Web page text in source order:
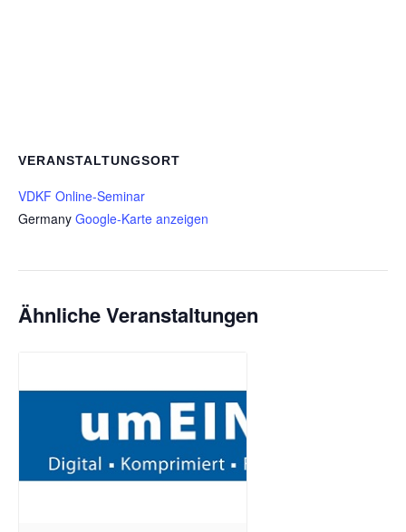
VERANSTALTUNGSORT
VDKF Online-Seminar
Germany Google-Karte anzeigen
Ähnliche Veranstaltungen